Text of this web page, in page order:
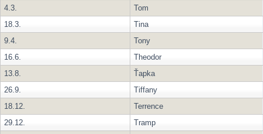
4.3.
Tom
18.3.
Tina
9.4.
Tony
16.6.
Theodor
13.8.
Ťapka
26.9.
Tiffany
18.12.
Terrence
29.12.
Tramp